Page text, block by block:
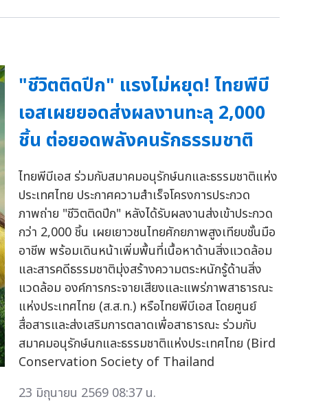
"ชีวิตติดปีก" แรงไม่หยุด! ไทยพีบี
เอสเผยยอดส่งผลงานทะลุ 2,000
ชิ้น ต่อยอดพลังคนรักธรรมชาติ
ไทยพีบีเอส ร่วมกับสมาคมอนุรักษ์นกและธรรมชาติแห่ง
ประเทศไทย ประกาศความสำเร็จโครงการประกวด
ภาพถ่าย "ชีวิตติดปีก" หลังได้รับผลงานส่งเข้าประกวด
กว่า 2,000 ชิ้น เผยเยาวชนไทยศักยภาพสูงเทียบชั้นมือ
อาชีพ พร้อมเดินหน้าเพิ่มพื้นที่เนื้อหาด้านสิ่งแวดล้อม
และสารคดีธรรมชาติมุ่งสร้างความตระหนักรู้ด้านสิ่ง
แวดล้อม องค์การกระจายเสียงและแพร่ภาพสาธารณะ
แห่งประเทศไทย (ส.ส.ท.) หรือไทยพีบีเอส โดยศูนย์
สื่อสารและส่งเสริมการตลาดเพื่อสาธารณะ ร่วมกับ
สมาคมอนุรักษ์นกและธรรมชาติแห่งประเทศไทย (Bird
Conservation Society of Thailand
23 มิถุนายน 2569 08:37 น.